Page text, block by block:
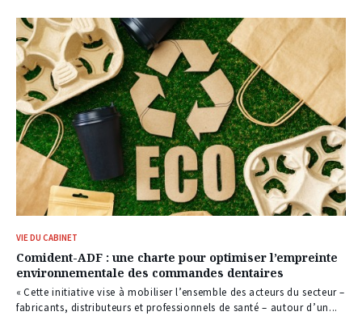
VIE DU CABINET
Comident-ADF : une charte pour optimiser l’empreinte
environnementale des commandes dentaires
« Cette initiative vise à mobiliser l’ensemble des acteurs du secteur –
fabricants, distributeurs et professionnels de santé – autour d’un...